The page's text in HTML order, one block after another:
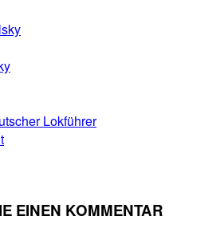
Lokführer
EINEN KOMMENTAR